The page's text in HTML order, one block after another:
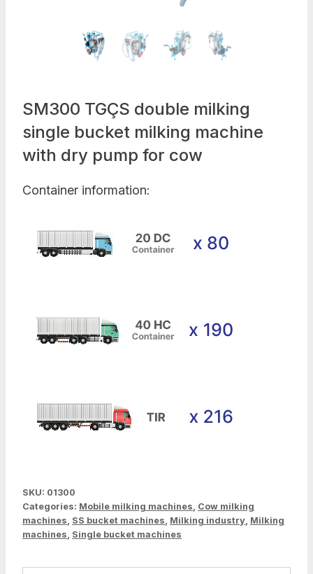
SM300 TGÇS double milking
single bucket milking machine
with dry pump for cow
Container information:
SKU: 01300
Categories: Mobile milking machines, Cow milking
machines, SS bucket machines, Milking industry, Milking
machines, Single bucket machines